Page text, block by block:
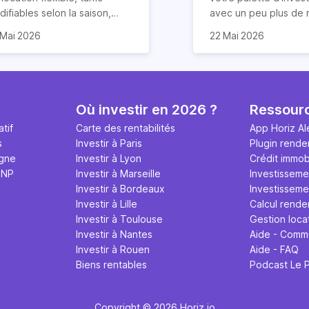
selon la saison,
de loyers… la
de nombreux
un rendement
si vous louez votre bien
sera dans ce
locatif sur Airbnb
de plusieurs facteurs :
d’occupation, frais
et qualité de
Les détails dans cet
2026
avec un peu plus de
dans l’immobilier ou
Durée) peut être
de la location
condition de
compte quelques
et surtout, à
pas tout miser
nous y reviendrons.
4 conseils précieux
réussir votre
location Airbnb !
22 Mai 2026
Où investir en 2026 ?
Carte des rentabilités
Investir à Paris
Investir à Lyon
Investir à Marseille
Investir à Bordeaux
Investir à Lille
Investir à Toulouse
Investir à Nantes
Investir à Rouen
Biens rentables
App Horiz
Plugin
Crédit
Calcul
Gestion
Aide -
Aide - FAQ
Podcast Le